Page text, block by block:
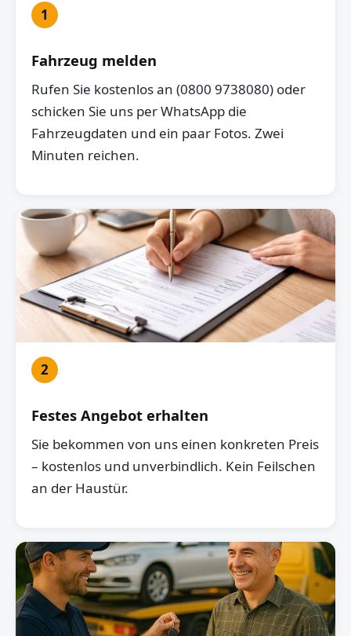
1
Fahrzeug melden
Rufen Sie kostenlos an (0800 9738080) oder
schicken Sie uns per WhatsApp die
Fahrzeugdaten und ein paar Fotos. Zwei
Minuten reichen.
2
Festes Angebot erhalten
Sie bekommen von uns einen konkreten Preis
– kostenlos und unverbindlich. Kein Feilschen
an der Haustür.